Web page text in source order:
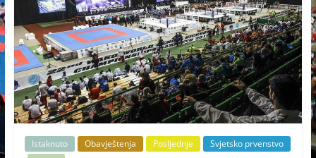
Istaknuto Obavještenja Posljednje
Svjetsko prvenstvo